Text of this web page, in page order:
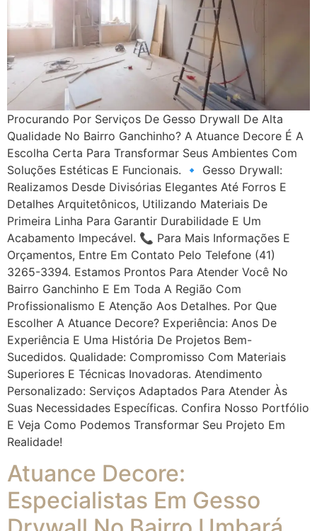
Procurando Por Serviços De Gesso Drywall De Alta
Qualidade No Bairro Ganchinho? A Atuance Decore É A
Escolha Certa Para Transformar Seus Ambientes Com
Soluções Estéticas E Funcionais. 🔹 Gesso Drywall:
Realizamos Desde Divisórias Elegantes Até Forros E
Detalhes Arquitetônicos, Utilizando Materiais De
Primeira Linha Para Garantir Durabilidade E Um
Acabamento Impecável. 📞 Para Mais Informações E
Orçamentos, Entre Em Contato Pelo Telefone (41)
3265-3394. Estamos Prontos Para Atender Você No
Bairro Ganchinho E Em Toda A Região Com
Profissionalismo E Atenção Aos Detalhes. Por Que
Escolher A Atuance Decore? Experiência: Anos De
Experiência E Uma História De Projetos Bem-
Sucedidos. Qualidade: Compromisso Com Materiais
Superiores E Técnicas Inovadoras. Atendimento
Personalizado: Serviços Adaptados Para Atender Às
Suas Necessidades Específicas. Confira Nosso Portfólio
E Veja Como Podemos Transformar Seu Projeto Em
Realidade!
Atuance Decore:
Especialistas Em Gesso